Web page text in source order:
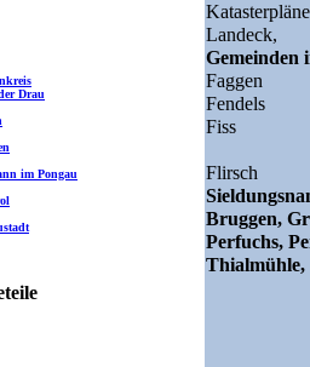
Drau
im Pongau
Landeck,
Gemeinden
Faggen
Fendels
Fiss
Flirsch
Bruggen,
Perfuchs,
Thialmühle,